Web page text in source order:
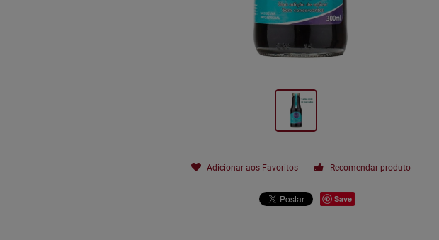
Adicionar aos Favoritos Recomendar produto
Save